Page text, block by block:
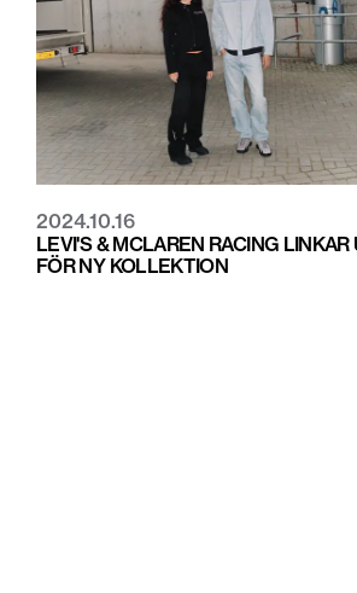
2024.10.16
LEVI'S & MCLAREN RACING LINKAR
FÖR NY KOLLEKTION